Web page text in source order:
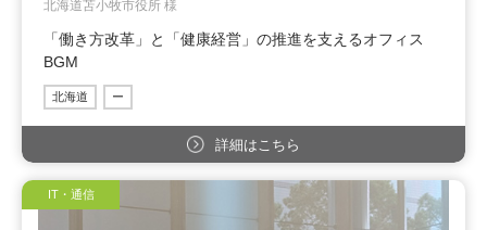
北海道苫小牧市役所 様
「働き方改革」と「健康経営」の推進を支えるオフィス
BGM
北海道 ー
詳細はこちら
IT・通信